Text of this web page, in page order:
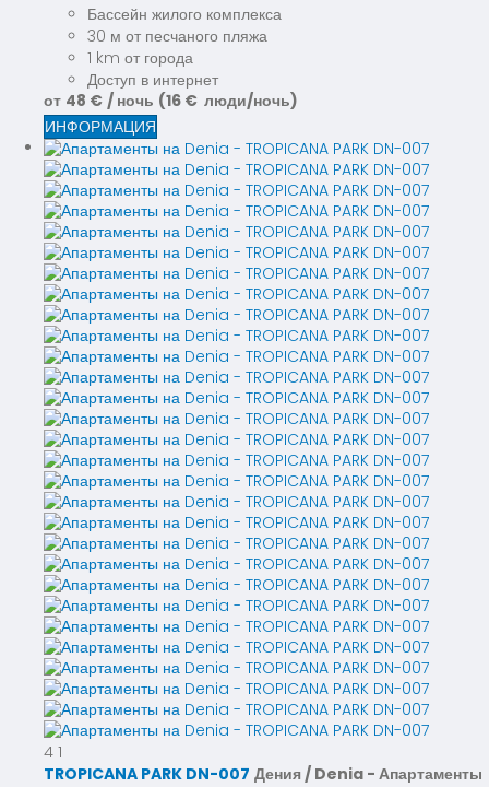
Бассейн жилого комплекса
30 м от песчаного пляжа
1 km от города
Доступ в интернет
от 48 € / ночь (16 € люди/ночь)
ИНФОРМАЦИЯ
4 1
TROPICANA PARK DN-007 Дения / Denia - Апартаменты